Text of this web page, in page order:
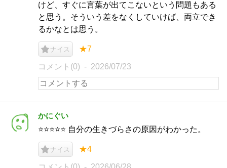
けど、すぐに言葉が出てこないという問題もある
と思う。そういう差をなくしていけば、両立でき
るかなとは思う。
ナイス ★7
コメント(0) 2026/07/23
かにぐい
⭐️⭐️⭐️⭐️⭐️ 自分の生きづらさの原因がわかった。
ナイス ★4